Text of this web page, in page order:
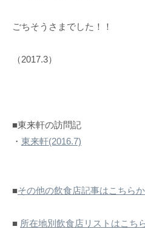
ごちそうさまでした！！
（2017.3）
■東来軒の訪問記
・ 東来軒(2016.7)
■その他の飲食店記事はこちら
■ 所在地別飲食店リストはこち